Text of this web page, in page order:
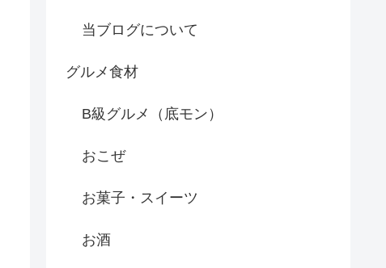
当ブログについて
グルメ食材
B級グルメ（底モン）
おこぜ
お菓子・スイーツ
お酒